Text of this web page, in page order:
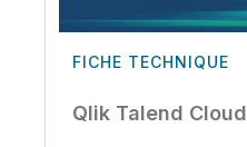
FICHE TECHNIQUE
Qlik Talend Cloud